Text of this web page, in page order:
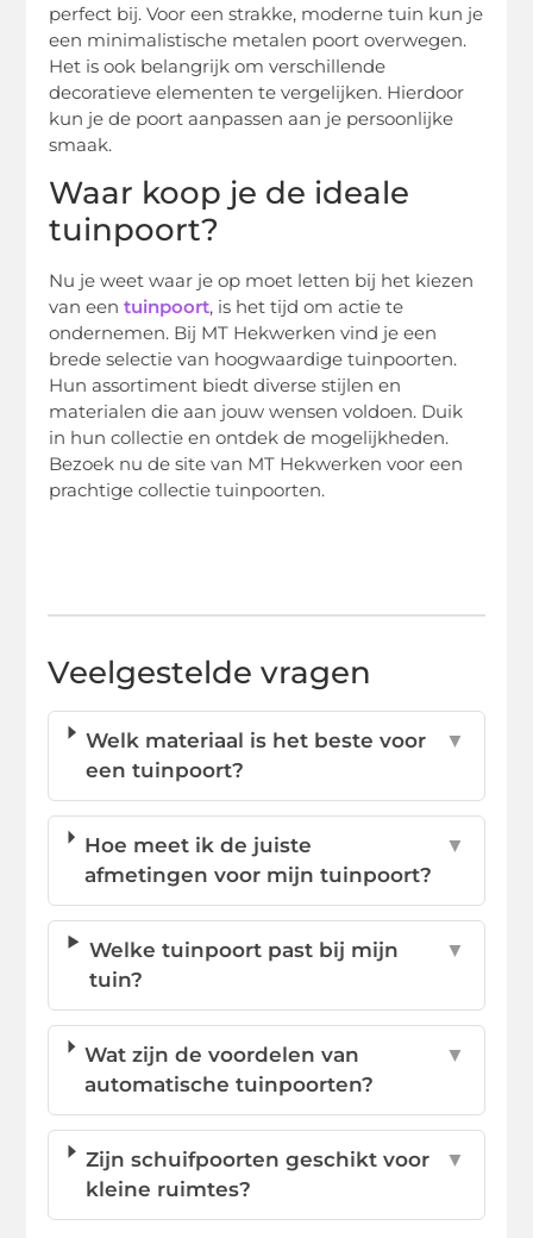
perfect bij. Voor een strakke, moderne tuin kun je
een minimalistische metalen poort overwegen.
Het is ook belangrijk om verschillende
decoratieve elementen te vergelijken. Hierdoor
kun je de poort aanpassen aan je persoonlijke
smaak.
Waar koop je de ideale
tuinpoort?
Nu je weet waar je op moet letten bij het kiezen
van eentuinpoort, is het tijd om actie te
ondernemen. Bij MT Hekwerken vind je een
brede selectie van hoogwaardige tuinpoorten.
Hun assortiment biedt diverse stijlen en
materialen die aan jouw wensen voldoen. Duik
in hun collectie en ontdek de mogelijkheden.
Bezoek nu de site van MT Hekwerken voor een
prachtige collectie tuinpoorten.
Veelgestelde vragen
Welk materiaal is het beste voor
een tuinpoort?
▼
Hoe meet ik de juiste
afmetingen voor mijn tuinpoort?
▼
Welke tuinpoort past bij mijn
tuin?
▼
Wat zijn de voordelen van
automatische tuinpoorten?
▼
Zijn schuifpoorten geschikt voor
kleine ruimtes?
▼